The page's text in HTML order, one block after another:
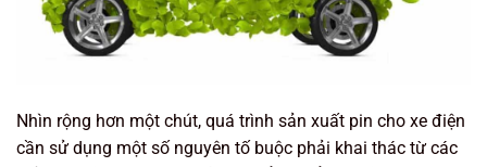
Nhìn rộng hơn một chút, quá trình sản xuất pin cho xe điện
cần sử dụng một số nguyên tố buộc phải khai thác từ các